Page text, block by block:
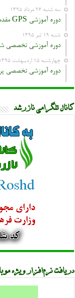
سه شنبه ۲۶ مرداد ۱۳۹۵
دوره آموزشی GPS مقدماتی در خاش
شنبه ۱۹ تیر ۱۳۹۵
دوره آموزشی تخصصی
چهارشنبه ۱۵ اردیبهشت ۱۳۹۵
دوره آموزشی تخصصی
کانال تلگرامی نازرشد
دریافت نرم‌افزار ویژه